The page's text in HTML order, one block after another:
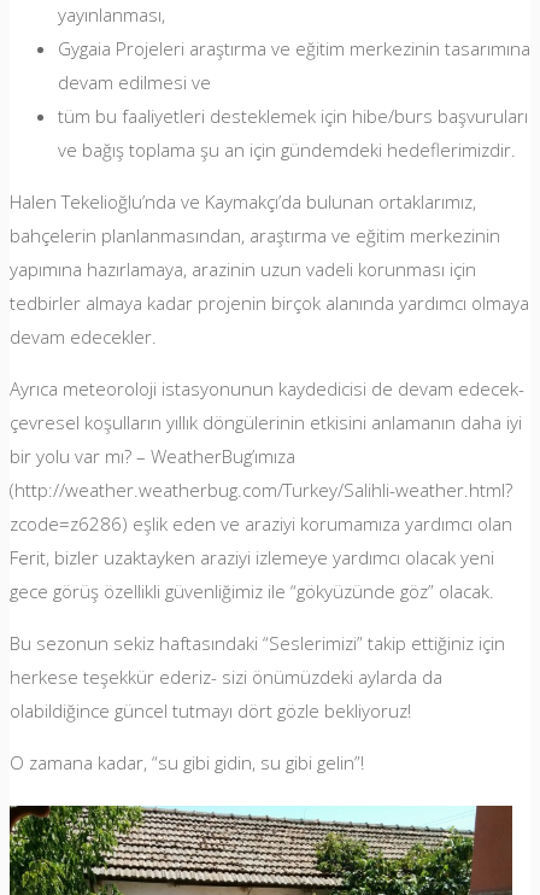
yayınlanması,
Gygaia Projeleri araştırma ve eğitim merkezinin tasarımına
devam edilmesi ve
tüm bu faaliyetleri desteklemek için hibe/burs başvuruları
ve bağış toplama şu an için gündemdeki hedeflerimizdir.
Halen Tekelioğlu’nda ve Kaymakçı’da bulunan ortaklarımız,
bahçelerin planlanmasından, araştırma ve eğitim merkezinin
yapımına hazırlamaya, arazinin uzun vadeli korunması için
tedbirler almaya kadar projenin birçok alanında yardımcı olmaya
devam edecekler.
Ayrıca meteoroloji istasyonunun kaydedicisi de devam edecek-
çevresel koşulların yıllık döngülerinin etkisini anlamanın daha iyi
bir yolu var mı? – WeatherBug’ımıza
(http://weather.weatherbug.com/Turkey/Salihli-weather.html?
zcode=z6286) eşlik eden ve araziyi korumamıza yardımcı olan
Ferit, bizler uzaktayken araziyi izlemeye yardımcı olacak yeni
gece görüş özellikli güvenliğimiz ile “gökyüzünde göz” olacak.
Bu sezonun sekiz haftasındaki “Seslerimizi” takip ettiğiniz için
herkese teşekkür ederiz- sizi önümüzdeki aylarda da
olabildiğince güncel tutmayı dört gözle bekliyoruz!
O zamana kadar, “su gibi gidin, su gibi gelin”!
Yazı
gezinmesi